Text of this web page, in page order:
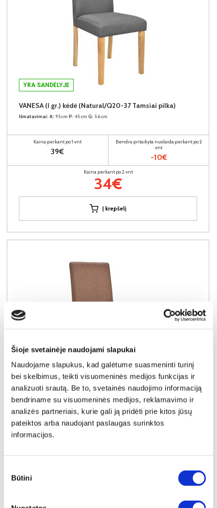
Šioje svetainėje naudojami slapukai
Naudojame slapukus, kad galėtume suasmeninti turinį
bei skelbimus, teikti visuomeninės medijos funkcijas ir
analizuoti srautą. Be to, svetainės naudojimo informaciją
bendriname su visuomeninės medijos, reklamavimo ir
analizės partneriais, kurie gali ją pridėti prie kitos jūsų
pateiktos arba naudojant paslaugas surinktos
informacijos.
pasirinkimas
Būtini
YRA SANDĖLYJE
VANESA (I gr.) kėdė (Natural/Q20-37 Tamsiai pilka)
Išmatavimai: A: 95cm P: 45cm G: 56cm
Kaina perkant po 1 vnt
39€
Bendra pritaikyta nuolaida perkant po 2
vnt
-10€
Kaina perkant po 2 vnt
34€
Į krepšelį
YRA SANDĖLYJE
VANESA (I gr.) kėdė (Natural/Q20-39 Ruda)